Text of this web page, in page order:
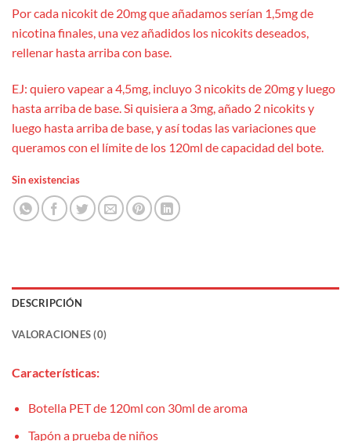
Por cada nicokit de 20mg que añadamos serían 1,5mg de
nicotina finales, una vez añadidos los nicokits deseados,
rellenar hasta arriba con base.
EJ: quiero vapear a 4,5mg, incluyo 3 nicokits de 20mg y luego
hasta arriba de base. Si quisiera a 3mg, añado 2 nicokits y
luego hasta arriba de base, y así todas las variaciones que
queramos con el límite de los 120ml de capacidad del bote.
Sin existencias
DESCRIPCIÓN
VALORACIONES (0)
Características:
Botella PET de 120ml con 30ml de aroma
Tapón a prueba de niños